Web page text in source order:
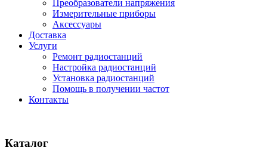
Преобразователи напряжения
Измерительные приборы
Аксессуары
Доставка
Услуги
Ремонт радиостанций
Настройка радиостанций
Установка радиостанций
Помощь в получении частот
Контакты
Каталог